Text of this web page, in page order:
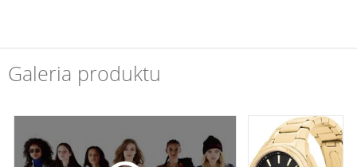
Galeria produktu